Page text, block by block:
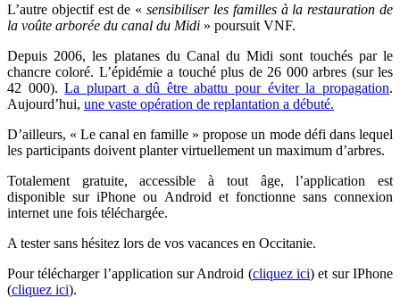
L’autre objectif est de «sensibiliser les familles à la restauration de
la voûte arborée du canal du Midi » poursuit VNF.
Depuis 2006, les platanes du Canal du Midi sont touchés par le
chancre coloré. L’épidémie a touché plus de 26 000 arbres (sur les
42 000).La plupart a dû être abattu pour éviter la propagation.
Aujourd’hui, une vaste opération de replantation a débuté.
D’ailleurs, « Le canal en famille » propose un mode défi dans lequel
les participants doivent planter virtuellement un maximum d’arbres.
Totalement gratuite, accessible à tout âge, l’application est
disponible sur iPhone ou Android et fonctionne sans connexion
internet une fois téléchargée.
A tester sans hésitez lors de vos vacances en Occitanie.
Pour télécharger l’application sur Android (cliquez ici) et sur IPhone
(cliquez ici).